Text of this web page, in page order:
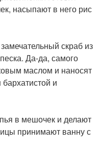
насыпают в него рис
скраб из
Да-да, самого
маслом и наносят
и
в мешочек и делают
принимают ванну с